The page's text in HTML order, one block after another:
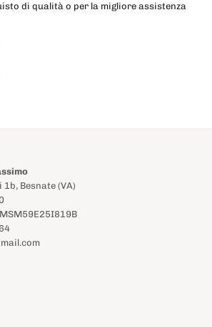
di qualità o per la migliore assistenza
1b, Besnate (VA)